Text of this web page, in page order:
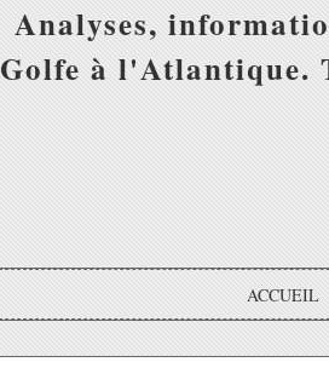
Analyses,
Golfe à l'Atlantique.
ACCUEIL